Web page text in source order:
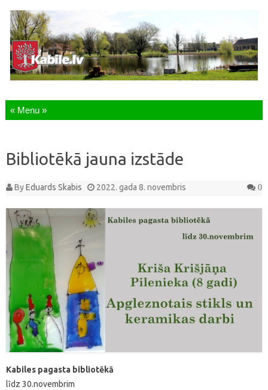
Skip to content
Bibliotēkā jauna izstāde
ByEduards Skabis 2022. gada 8. novembris 0
Kabiles pagasta bibliotēkā
līdz 30.novembrim